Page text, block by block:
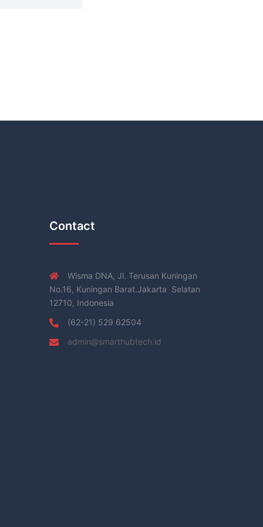
Contact
Wisma DNA, Jl. Terusan Kuningan
No.16, Kuningan Barat.Jakarta Selatan
12710, Indonesia
(62-21) 529 62504
admin@smarthubtech.id